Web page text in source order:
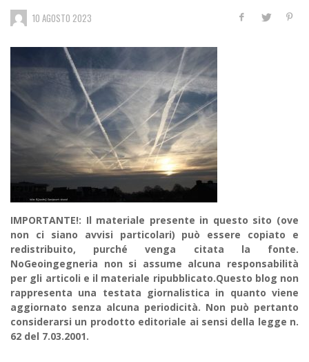
10 AGOSTO 2023
IMPORTANTE!: Il materiale presente in questo sito (ove
non ci siano avvisi particolari) può essere copiato e
redistribuito, purché venga citata la fonte.
NoGeoingegneria non si assume alcuna responsabilità
per gli articoli e il materiale ripubblicato.Questo blog non
rappresenta una testata giornalistica in quanto viene
aggiornato senza alcuna periodicità. Non può pertanto
considerarsi un prodotto editoriale ai sensi della legge n.
62 del 7.03.2001.